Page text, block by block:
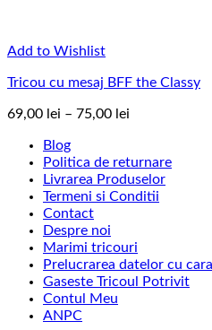
Add to Wishlist
Tricou cu mesaj BFF the Classy
69,00 lei – 75,00 lei
69,00 lei
până
la
Blog
Politica de returnare
Livrarea Produselor
Termeni si Conditii
Contact
Despre noi
Marimi tricouri
Prelucrarea datelor cu
Gaseste Tricoul Potrivit
Contul Meu
ANPC